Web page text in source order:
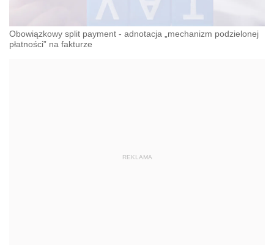
Obowiązkowy split payment - adnotacja „mechanizm podzielonej
płatności” na fakturze